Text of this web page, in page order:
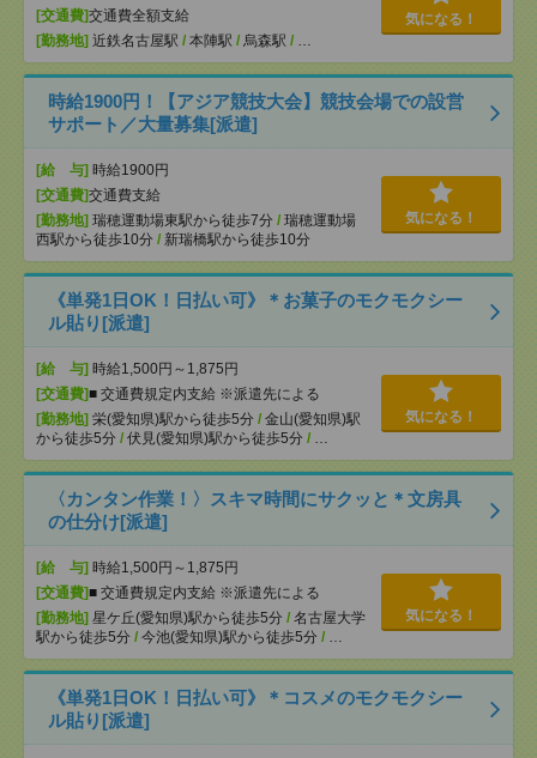
[交通費]交通費全額支給
[勤務地] 近鉄名古屋駅 / 本陣駅 / 烏森駅 / …
気になる！
時給1900円！【アジア競技大会】競技会場での設営
サポート／大量募集[派遣]
[給 与] 時給1900円
[交通費]交通費支給
[勤務地] 瑞穂運動場東駅から徒歩7分 / 瑞穂運動場
西駅から徒歩10分 / 新瑞橋駅から徒歩10分
気になる！
《単発1日OK！日払い可》＊お菓子のモクモクシー
ル貼り[派遣]
[給 与] 時給1,500円～1,875円
[交通費]■ 交通費規定内支給 ※派遣先による
[勤務地] 栄(愛知県)駅から徒歩5分 / 金山(愛知県)駅
から徒歩5分 / 伏見(愛知県)駅から徒歩5分 / …
気になる！
〈カンタン作業！〉スキマ時間にサクッと＊文房具
の仕分け[派遣]
[給 与] 時給1,500円～1,875円
[交通費]■ 交通費規定内支給 ※派遣先による
[勤務地] 星ケ丘(愛知県)駅から徒歩5分 / 名古屋大学
駅から徒歩5分 / 今池(愛知県)駅から徒歩5分 / …
気になる！
《単発1日OK！日払い可》＊コスメのモクモクシー
ル貼り[派遣]